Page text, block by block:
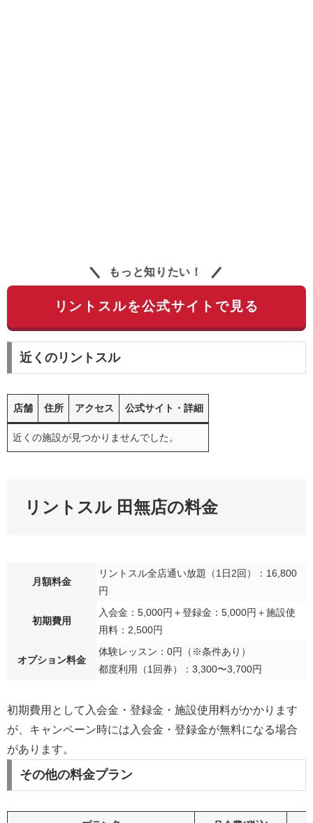
もっと知りたい！
リントスルを公式サイトで見る
近くのリントスル
店舗 住所 アクセス 公式サイト・詳細
近くの施設が見つかりませんでした。
リントスル 田無店の料金
月額料金
リントスル全店通い放題（1日2回）：16,800
円
初期費用
入会金：5,000円＋登録金：5,000円＋施設使
用料：2,500円
オプション料金
体験レッスン：0円（※条件あり）
都度利用（1回券）：3,300〜3,700円
初期費用として入会金・登録金・施設使用料がかかります
が、キャンペーン時には入会金・登録金が無料になる場合
があります。
その他の料金プラン